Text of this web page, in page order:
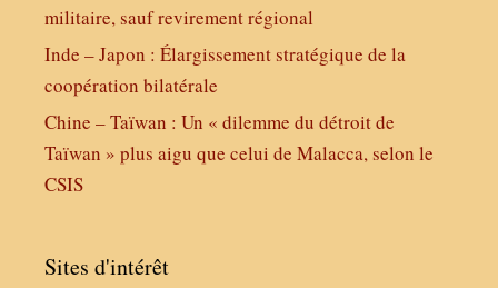
militaire, sauf revirement régional
Inde – Japon : Élargissement stratégique de la
coopération bilatérale
Chine – Taïwan : Un « dilemme du détroit de
Taïwan » plus aigu que celui de Malacca, selon le
CSIS
Sites d'intérêt